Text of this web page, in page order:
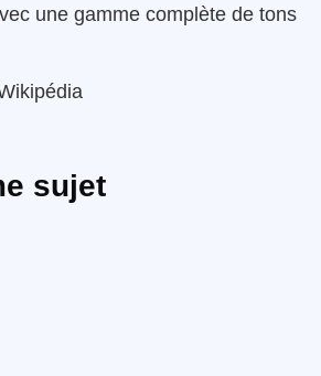
une gamme complète de tons
sujet